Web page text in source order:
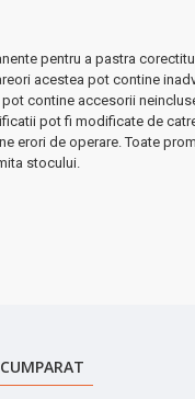
de igienă, produsul
recuperare după
special!
pentru a pastra
acestea pot contine
contine accesorii
pot fi modificate de
erori de operare. Toate
stocului.